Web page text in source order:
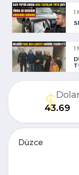
1
1
43.69
Düzce